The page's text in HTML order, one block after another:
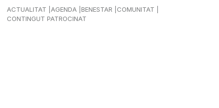
ACTUALITAT AGENDA BENESTAR
COMUNITAT
CONTINGUT PATROCINAT